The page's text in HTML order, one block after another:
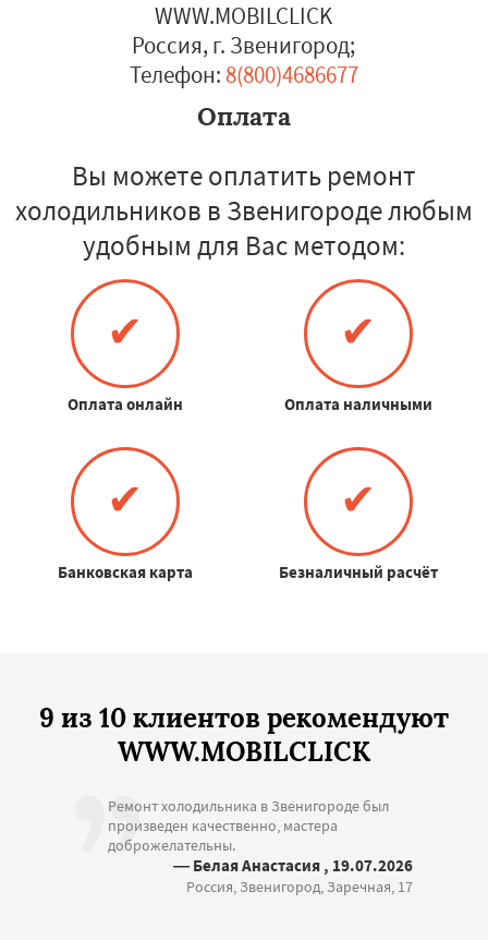
WWW.MOBILCLICK
Россия, г. Звенигород;
Телефон: 8(800)4686677
Оплата
Вы можете оплатить ремонт
холодильников в Звенигороде любым
удобным для Вас методом:
✔
Оплата онлайн
✔
Оплата наличными
✔
Банковская карта
✔
Безналичный расчёт
9 из 10 клиентов рекомендуют
WWW.MOBILCLICK
Ремонт холодильника в Звенигороде был
произведен качественно, мастера
доброжелательны.
— Белая Анастасия , 19.07.2026
Россия, Звенигород, Заречная, 17